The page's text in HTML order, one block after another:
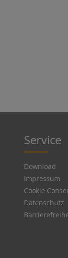
Service
Download
Impressum
Cookie
Datenschutz